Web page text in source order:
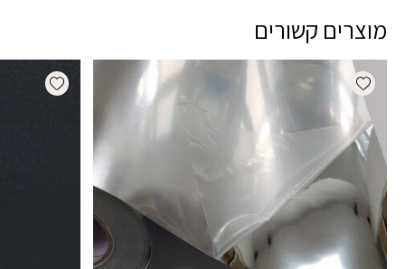
מוצרים קשורים
Add wishlist
wishlist